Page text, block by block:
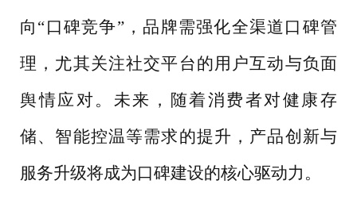
向“口碑竞争”，品牌需强化全渠道口碑管
理，尤其关注社交平台的用户互动与负面
舆情应对。未来，随着消费者对健康存
储、智能控温等需求的提升，产品创新与
服务升级将成为口碑建设的核心驱动力。